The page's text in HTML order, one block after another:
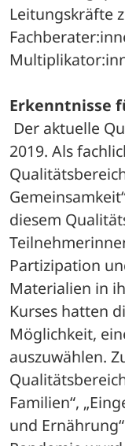
Leitungskräfte
Erkenntnisse
Der aktuelle
2019. Als
diesem
Partizipation
Materialien in
Kurses hatten
Möglichkeit,
auszuwählen.
Familien“,
und